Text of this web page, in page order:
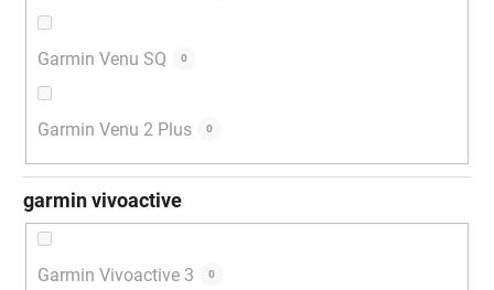
Garmin Venu SQ 0
Garmin Venu 2 Plus 0
garmin vivoactive
Garmin Vivoactive 3 0